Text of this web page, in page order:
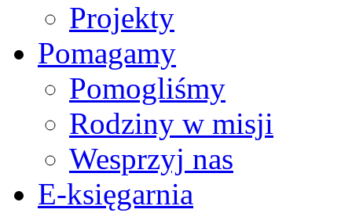
Projekty
Pomagamy
Pomogliśmy
Rodziny w misji
Wesprzyj nas
E-księgarnia